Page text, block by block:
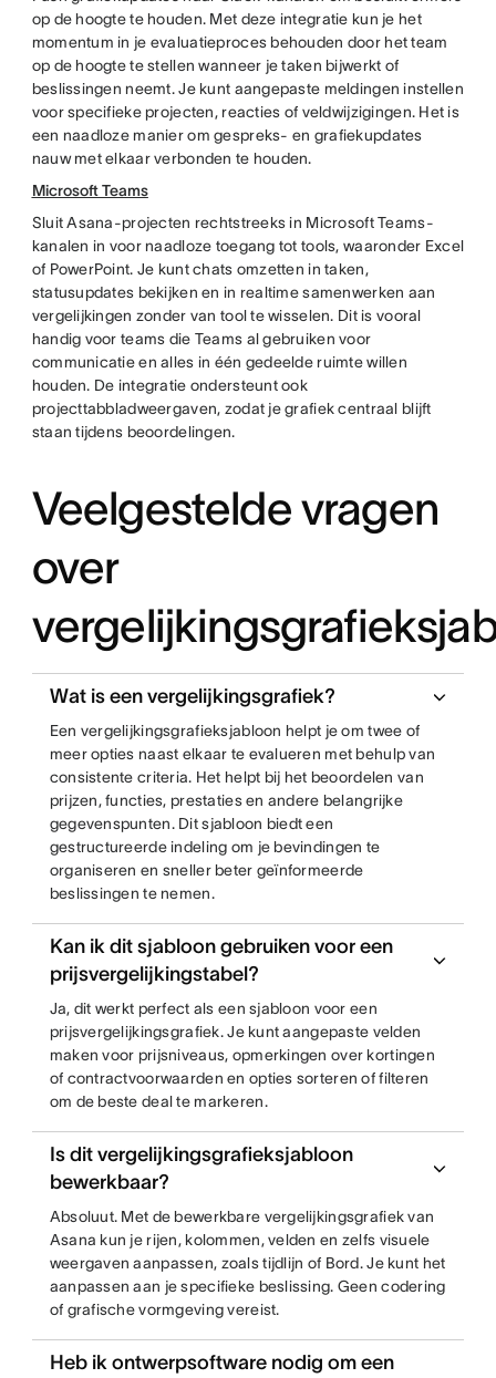
op de hoogte te houden. Met deze integratie kun je het
momentum in je evaluatieproces behouden door het team
op de hoogte te stellen wanneer je taken bijwerkt of
beslissingen neemt. Je kunt aangepaste meldingen instellen
voor specifieke projecten, reacties of veldwijzigingen. Het is
een naadloze manier om gespreks- en grafiekupdates
nauw met elkaar verbonden te houden.
Microsoft Teams
Sluit Asana-projecten rechtstreeks in Microsoft Teams-
kanalen in voor naadloze toegang tot tools, waaronder Excel
of PowerPoint. Je kunt chats omzetten in taken,
statusupdates bekijken en in realtime samenwerken aan
vergelijkingen zonder van tool te wisselen. Dit is vooral
handig voor teams die Teams al gebruiken voor
communicatie en alles in één gedeelde ruimte willen
houden. De integratie ondersteunt ook
projecttabbladweergaven, zodat je grafiek centraal blijft
staan tijdens beoordelingen.
Veelgestelde vragen
over
Wat is een vergelijkingsgrafiek?
Een vergelijkingsgrafieksjabloon helpt je om twee of
meer opties naast elkaar te evalueren met behulp van
consistente criteria. Het helpt bij het beoordelen van
prijzen, functies, prestaties en andere belangrijke
gegevenspunten. Dit sjabloon biedt een
gestructureerde indeling om je bevindingen te
organiseren en sneller beter geïnformeerde
beslissingen te nemen.
Kan ik dit sjabloon gebruiken voor een
prijsvergelijkingstabel?
Ja, dit werkt perfect als een sjabloon voor een
prijsvergelijkingsgrafiek. Je kunt aangepaste velden
maken voor prijsniveaus, opmerkingen over kortingen
of contractvoorwaarden en opties sorteren of filteren
om de beste deal te markeren.
Is dit vergelijkingsgrafieksjabloon
bewerkbaar?
Absoluut. Met de bewerkbare vergelijkingsgrafiek van
Asana kun je rijen, kolommen, velden en zelfs visuele
weergaven aanpassen, zoals tijdlijn of Bord. Je kunt het
aanpassen aan je specifieke beslissing. Geen codering
of grafische vormgeving vereist.
Heb ik ontwerpsoftware nodig om een